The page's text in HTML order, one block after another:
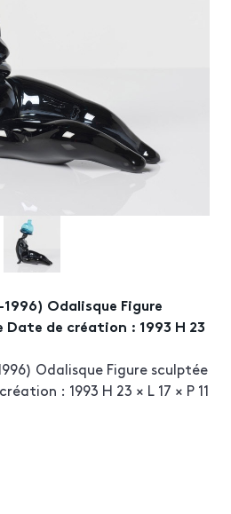
Odalisque Figure
Date de création : 1993 H 23
Odalisque Figure sculptée
: 1993 H 23 × L 17 × P 11